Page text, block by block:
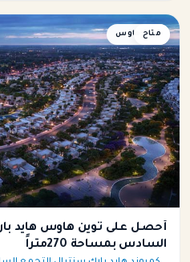
توين هاوس
متاح
أحصل على توين هاوس هايد
السادس بمساحة 270متراً